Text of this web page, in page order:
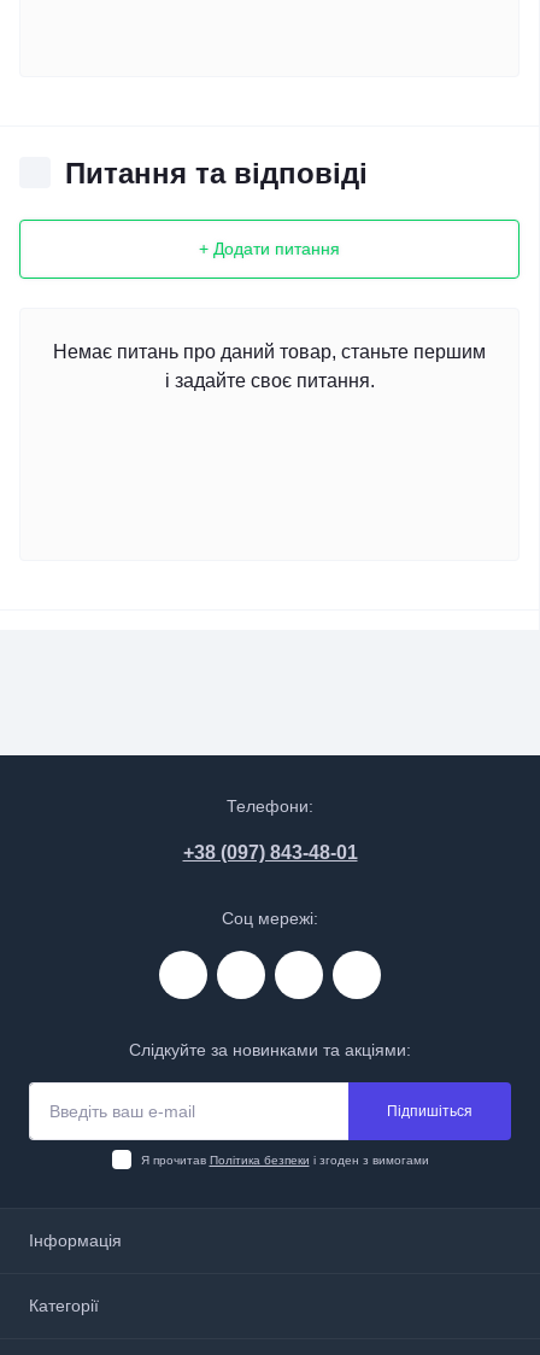
Питання та відповіді
+ Додати питання
Немає питань про даний товар, станьте першим
і задайте своє питання.
Телефони:
+38 (097) 843-48-01
Соц мережі:
Слідкуйте за новинками та акціями:
Підпишіться
Я прочитав Політика безпеки і згоден з вимогами
Інформація
Доставка і оплата
Категорії